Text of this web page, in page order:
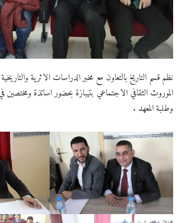
نظم قسم التاريخ بالتعاون مع مخبر الدراسات الاثرية
الموروث الثقافي الاجتماعي بتيبازة بحضور اساتذة ومختصين
وطلبة المعهد .